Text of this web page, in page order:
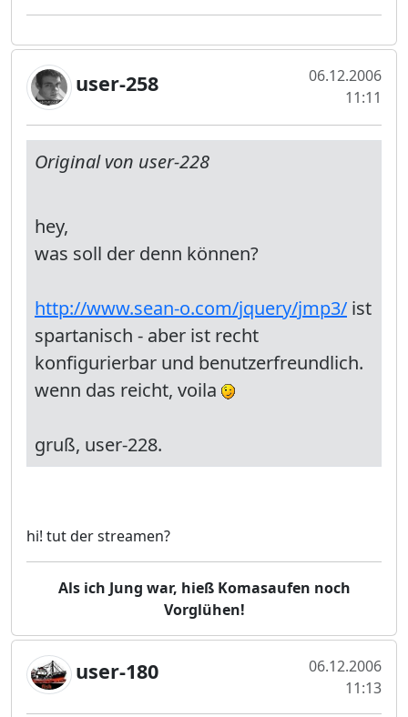
user-258
06.12.2006
11:11
Original von user-228
hey,
was soll der denn können?
http://www.sean-o.com/jquery/jmp3/ ist
spartanisch - aber ist recht
konfigurierbar und benutzerfreundlich.
wenn das reicht, voila
gruß, user-228.
hi! tut der streamen?
Als ich Jung war, hieß Komasaufen noch
Vorglühen!
user-180
06.12.2006
11:13